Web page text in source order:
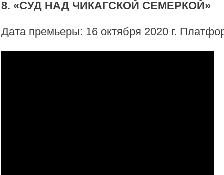
8. «СУД НАД ЧИКАГСКОЙ СЕМЕРКОЙ»
Дата премьеры: 16 октября 2020 г.